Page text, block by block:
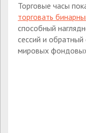
Торговые часы
торговать
способный
сессий и
мировых